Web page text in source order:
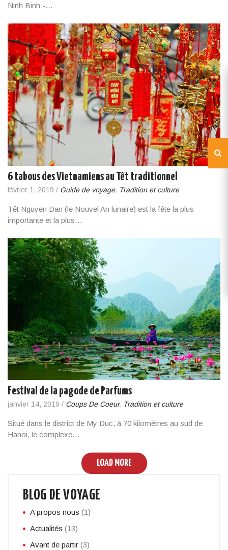
Ninh Binh -…
6 tabous des Vietnamiens au Têt traditionnel
février 1, 2019 / Guide de voyage, Tradition et culture
Têt Nguyen Dan (le Nouvel An lunaire) est la fête la plus
importante et la plus…
Festival de la pagode de Parfums
janvier 14, 2019 / Coups De Coeur, Tradition et culture
Situé dans le district de My Duc, à 70 kilomètres au sud de
Hanoi, le complexe…
LOAD MORE
BLOG DE VOYAGE
A propos nous (1)
Actualités (13)
Avant de partir (3)